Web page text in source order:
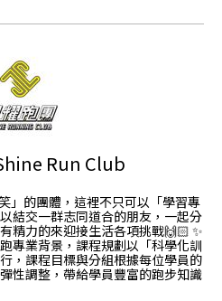
Run Club
」的團體，這裡不只可以「學習專
結交一群志同道合的朋友，一起分
精力的來迎接生活各項挑戰🙌🏻 ✨
專業背景，課程規劃以「科學化訓
，課程目標與分組根據每位學員的
性調整，帶給學員豐富的跑步知識